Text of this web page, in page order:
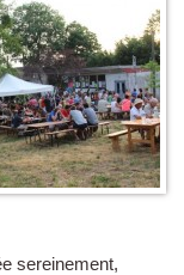
sereinement,